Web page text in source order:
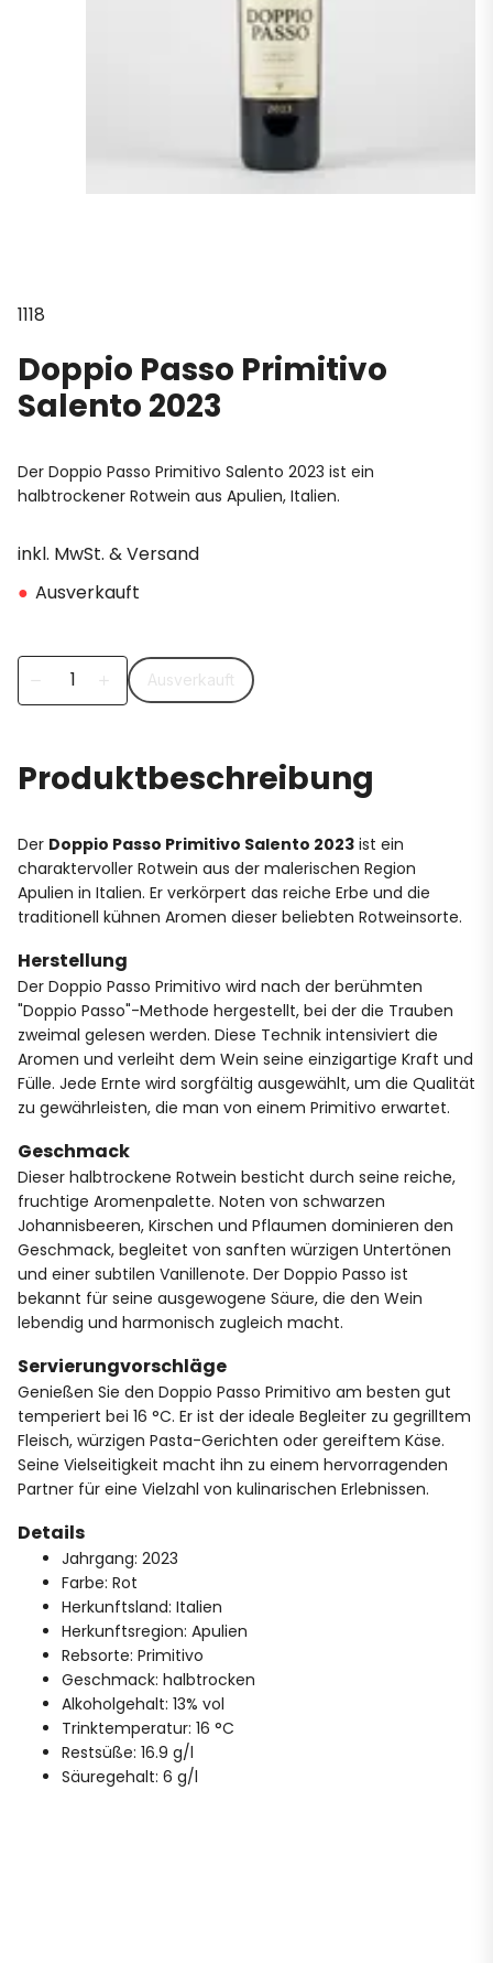
1118
Doppio Passo Primitivo
Salento 2023
Der Doppio Passo Primitivo Salento 2023 ist ein
halbtrockener Rotwein aus Apulien, Italien.
inkl. MwSt. & Versand
● Ausverkauft
remove add Ausverkauft
Der Doppio Passo Primitivo Salento 2023 ist ein
charaktervoller Rotwein aus der malerischen Region
Apulien in Italien. Er verkörpert das reiche Erbe und die
traditionell kühnen Aromen dieser beliebten Rotweinsorte.
Herstellung
Der Doppio Passo Primitivo wird nach der berühmten
"Doppio Passo"-Methode hergestellt, bei der die Trauben
zweimal gelesen werden. Diese Technik intensiviert die
Aromen und verleiht dem Wein seine einzigartige Kraft und
Fülle. Jede Ernte wird sorgfältig ausgewählt, um die Qualität
zu gewährleisten, die man von einem Primitivo erwartet.
Geschmack
Dieser halbtrockene Rotwein besticht durch seine reiche,
fruchtige Aromenpalette. Noten von schwarzen
Johannisbeeren, Kirschen und Pflaumen dominieren den
Geschmack, begleitet von sanften würzigen Untertönen
und einer subtilen Vanillenote. Der Doppio Passo ist
bekannt für seine ausgewogene Säure, die den Wein
lebendig und harmonisch zugleich macht.
Servierungvorschläge
Genießen Sie den Doppio Passo Primitivo am besten gut
temperiert bei 16 °C. Er ist der ideale Begleiter zu gegrilltem
Fleisch, würzigen Pasta-Gerichten oder gereiftem Käse.
Seine Vielseitigkeit macht ihn zu einem hervorragenden
Partner für eine Vielzahl von kulinarischen Erlebnissen.
Details
Jahrgang: 2023
Farbe: Rot
Herkunftsland: Italien
Herkunftsregion: Apulien
Rebsorte: Primitivo
Geschmack: halbtrocken
Alkoholgehalt: 13% vol
Trinktemperatur: 16 °C
Restsüße: 16.9 g/l
Säuregehalt: 6 g/l
Produktbeschreibung